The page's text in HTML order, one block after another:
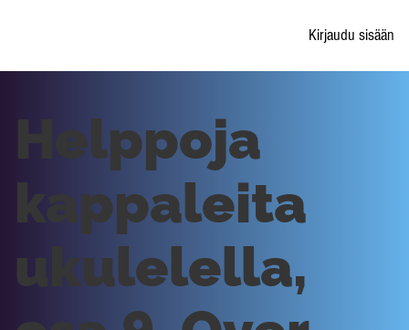
Kirjaudu sisään
Helppoja
kappaleita
ukulelella,